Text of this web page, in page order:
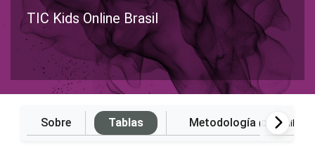
TIC Kids Online Brasil
Sobre Tablas Metodología (Disponible